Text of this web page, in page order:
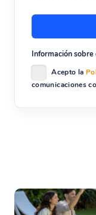
Información
Acepto la
comunicaciones